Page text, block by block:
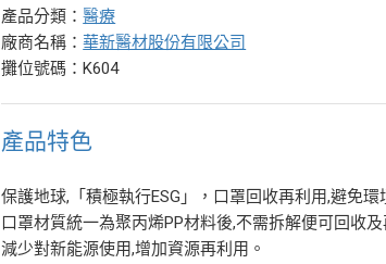
產品分類：醫療
廠商名稱：華新醫材股份有限公司
攤位號碼：K604
產品特色
保護地球,「積極執行ESG」，口罩回收再利用,避免環
口罩材質統一為聚丙烯PP材料後,不需拆解便可回收
減少對新能源使用,增加資源再利用。